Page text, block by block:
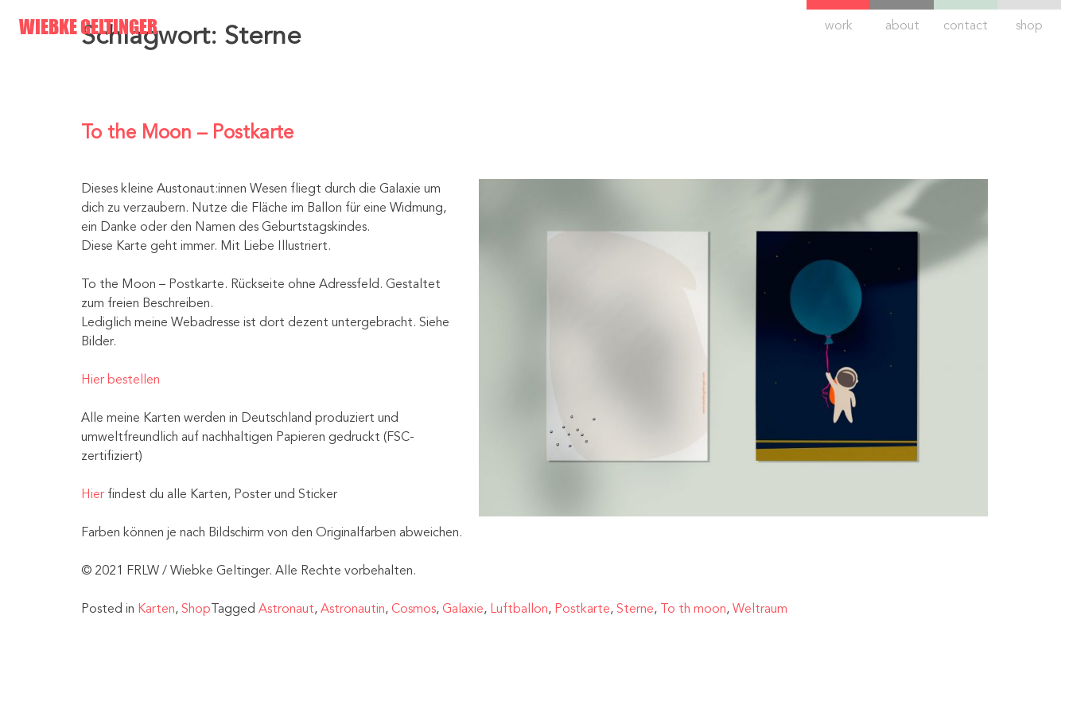
WIEBKE GELTINGER work about contact shop
Schlagwort: Sterne
To the Moon – Postkarte
Dieses kleine Austonaut:innen Wesen fliegt durch die Galaxie um
dich zu verzaubern. Nutze die Fläche im Ballon für eine Widmung,
ein Danke oder den Namen des Geburtstagskindes.
Diese Karte geht immer. Mit Liebe Illustriert.
To the Moon – Postkarte. Rückseite ohne Adressfeld. Gestaltet
zum freien Beschreiben.
Lediglich meine Webadresse ist dort dezent untergebracht. Siehe
Bilder.
Hier bestellen
Alle meine Karten werden in Deutschland produziert und
umweltfreundlich auf nachhaltigen Papieren gedruckt (FSC-
zertifiziert)
Hier findest du alle Karten, Poster und Sticker
Farben können je nach Bildschirm von den Originalfarben abweichen.
© 2021 FRLW / Wiebke Geltinger. Alle Rechte vorbehalten.
Posted in Karten,ShopTagged Astronaut,Astronautin, Cosmos, Galaxie, Luftballon, Postkarte,Sterne, To th moon,Weltraum